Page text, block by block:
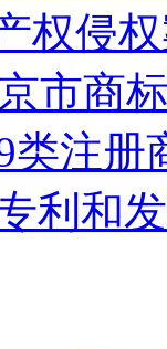
权侵
市商
类注册
利和